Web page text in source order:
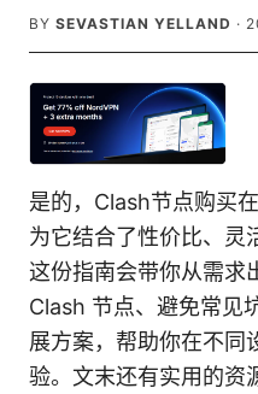
BY SEVASTIAN YELLAND ·
是的，Clash节点购买
为它结合了性价比、灵
这份指南会带你从需求
Clash 节点、避免常见
展方案，帮助你在不同
验。文末还有实用的资